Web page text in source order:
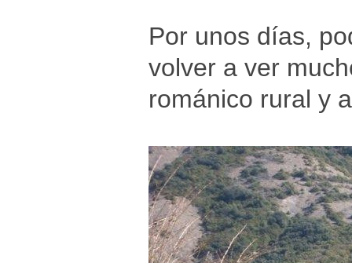
Por unos días,
volver a ver
románico rural y